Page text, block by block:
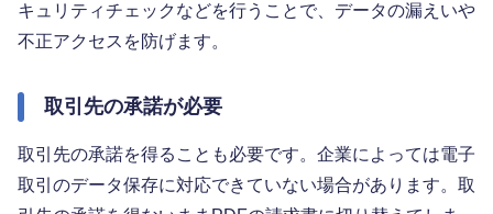
キュリティチェックなどを行うことで、データの漏えいや
不正アクセスを防げます。
取引先の承諾が必要
取引先の承諾を得ることも必要です。企業によっては電子
取引のデータ保存に対応できていない場合があります。取